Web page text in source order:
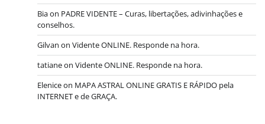
Biaon PADRE VIDENTE – Curas, libertações, adivinhações e
conselhos.
Gilvan on Vidente ONLINE. Responde na hora.
tatianeon Vidente ONLINE. Responde na hora.
Eleniceon MAPA ASTRAL ONLINE GRATIS E RÁPIDO pela
INTERNET e de GRAÇA.